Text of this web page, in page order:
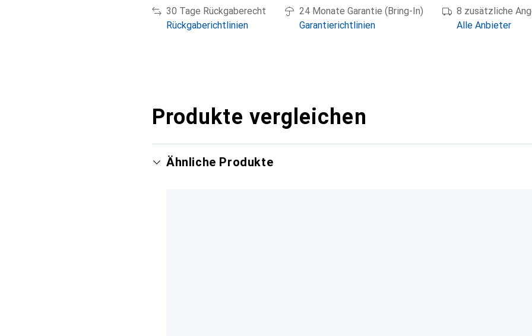
30 Tage Rückgaberecht
Rückgaberichtlinien
24 Monate Garantie (Bring-In)
Garantierichtlinien
8 zusätzliche
Alle Anbieter
Produkte vergleichen
Ähnliche Produkte